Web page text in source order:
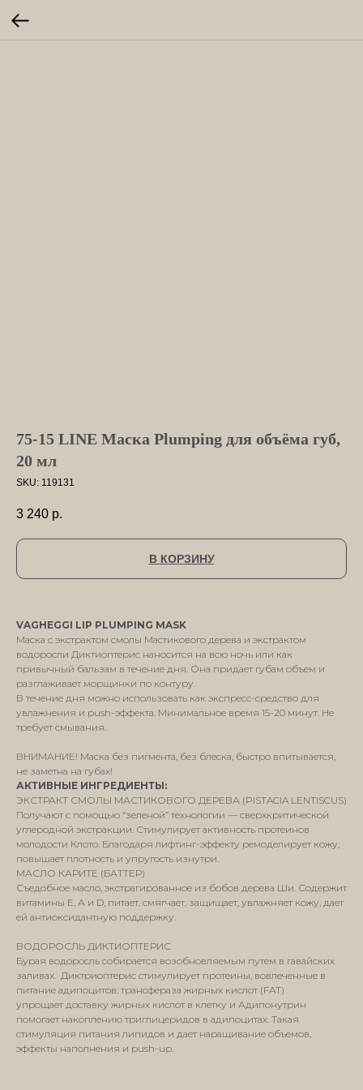
75-15 LINE Маска Plumping для объёма губ,
20 мл
SKU: 119131
3 240 р.
В КОРЗИНУ
VAGHEGGI LIP PLUMPING MASK
Маска с экстрактом смолы Мастикового дерева и экстрактом
водоросли Диктиоптерис наносится на всю ночь или как
привычный бальзам в течение дня. Она придает губам объем и
разглаживает морщинки по контуру.
В течение дня можно использовать как экспресс-средство для
увлажнения и push-эффекта. Минимальное время 15-20 минут. Не
требует смывания.
ВНИМАНИЕ! Маска без пигмента, без блеска, быстро впитывается,
не заметна на губах!
АКТИВНЫЕ ИНГРЕДИЕНТЫ:
ЭКСТРАКТ СМОЛЫ МАСТИКОВОГО ДЕРЕВА (PISTACIA LENTISCUS)
Получают с помощью “зеленой” технологии — сверхкритической
углеродной экстракции. Стимулирует активность протеинов
молодости Клото. Благодаря лифтинг-эффекту ремоделирует кожу,
повышает плотность и упругость изнутри.
МАСЛО КАРИТЕ (БАТТЕР)
Съедобное масло, экстрагированное из бобов дерева Ши. Содержит
витамины Е, А и D, питает, смягчает, защищает, увлажняет кожу, дает
ей антиоксидантную поддержку.
ВОДОРОСЛЬ ДИКТИОПТЕРИС
Бурая водоросль собирается возобновляемым путем в гавайских
заливах. Диктриоптерис стимулирует протеины, вовлеченные в
питание адипоцитов: трансфераза жирных кислот (FAT)
упрощает доставку жирных кислот в клетку и Адипонутрин
помогает накоплению триглицеридов в адипоцитах. Такая
стимуляция питания липидов и дает наращивание объемов,
эффекты наполнения и push-up.